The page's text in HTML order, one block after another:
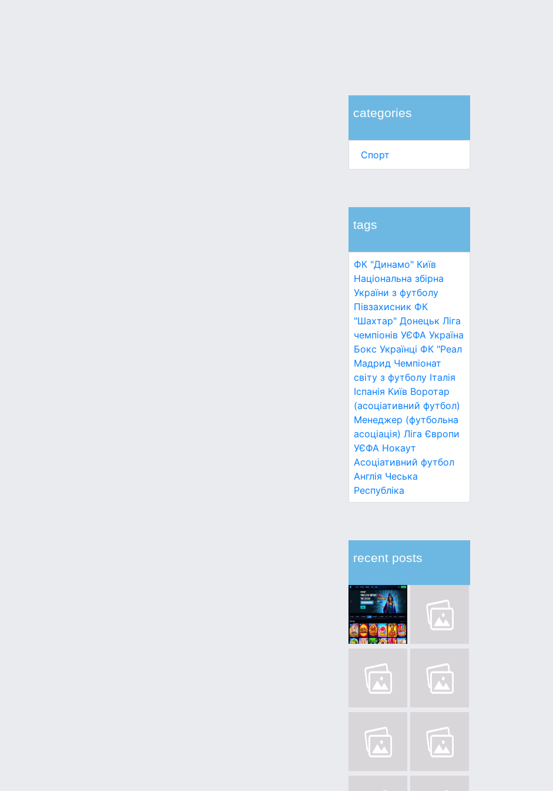
categories
Спорт
tags
ФК "Динамо" Київ
Національна збірна
України з футболу
Півзахисник ФК
"Шахтар" Донецьк Ліга
чемпіонів УЄФА Україна
Бокс Українці ФК "Реал
Мадрид Чемпіонат
світу з футболу Італія
Іспанія Київ Воротар
(асоціативний футбол)
Менеджер (футбольна
асоціація) Ліга Європи
УЄФА Нокаут
Асоціативний футбол
Англія Чеська
Республіка
recent posts